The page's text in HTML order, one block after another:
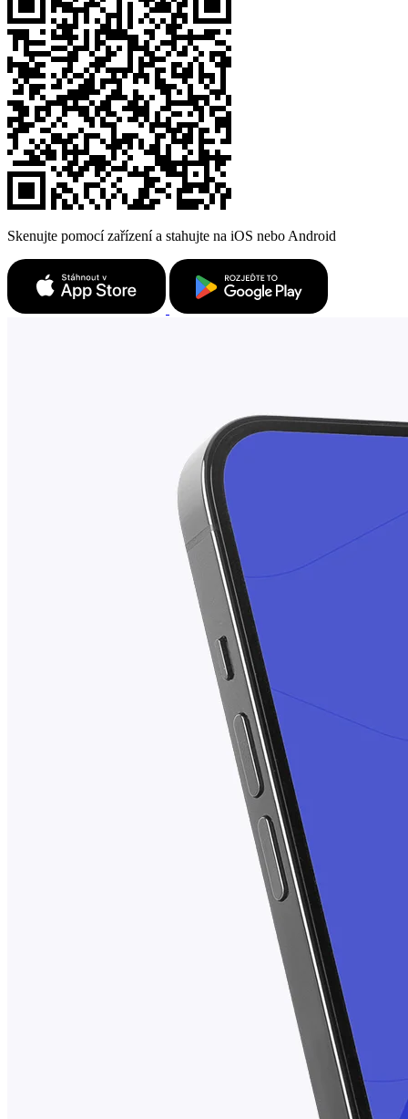
Skenujte pomocí zařízení a stahujte na iOS nebo Android